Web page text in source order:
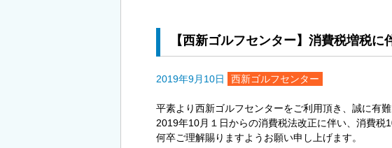
【西新ゴルフセンター】消費税増税に
2019年9月10日 西新ゴルフセンター
平素より西新ゴルフセンターをご利用頂き、誠に有難
2019年10月１日からの消費税法改正に伴い、消費税
何卒ご理解賜りますようお願い申し上げます。